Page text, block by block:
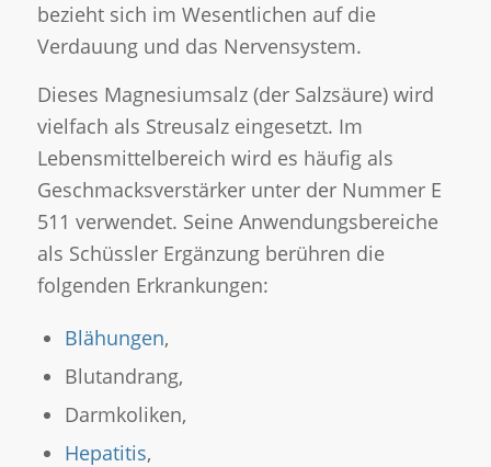
bezieht sich im Wesentlichen auf die
Verdauung und das Nervensystem.
Dieses Magnesiumsalz (der Salzsäure) wird
vielfach als Streusalz eingesetzt. Im
Lebensmittelbereich wird es häufig als
Geschmacksverstärker unter der Nummer E
511 verwendet. Seine Anwendungsbereiche
als Schüssler Ergänzung berühren die
folgenden Erkrankungen:
Blähungen,
Blutandrang,
Darmkoliken,
Hepatitis,